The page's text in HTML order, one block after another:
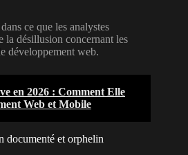
ce que les analystes
la désillusion concernant les
développement web.
en 2026 : Comment Elle
Web et Mobile
documenté et orphelin